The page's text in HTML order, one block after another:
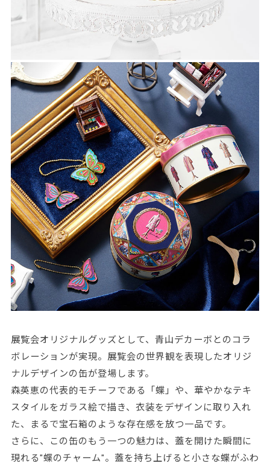
展覧会オリジナルグッズとして、青山デカーボとのコラ
ボレーションが実現。展覧会の世界観を表現したオリジ
ナルデザインの缶が登場します。
森英恵の代表的モチーフである「蝶」や、華やかなテキ
スタイルをガラス絵で描き、衣装をデザインに取り入れ
た、まるで宝石箱のような存在感を放つ一品です。
さらに、この缶のもう一つの魅力は、蓋を開けた瞬間に
現れる"蝶のチャーム"。蓋を持ち上げると小さな蝶がふわ